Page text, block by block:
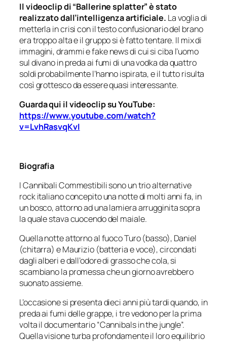
Il videoclip di “Ballerine splatter” è stato
realizzato dall’intelligenza artificiale. La voglia di
metterla in crisi con il testo confusionario del brano
era troppo alta e il gruppo si è fatto tentare. Il mix di
immagini, drammi e fake news di cui si ciba l’uomo
sul divano in preda ai fumi di una vodka da quattro
soldi probabilmente l’hanno ispirata, e il tutto risulta
così grottesco da essere quasi interessante.
Guarda qui il videoclip su YouTube:
https://www.youtube.com/watch?
v=LvhRasvqKvI
Biografia
I Cannibali Commestibili sono un trio alternative
rock italiano concepito una notte di molti anni fa, in
un bosco, attorno ad una lamiera arrugginita sopra
la quale stava cuocendo del maiale.
Quella notte attorno al fuoco Turo (basso), Daniel
(chitarra) e Maurizio (batteria e voce), circondati
dagli alberi e dall’odore di grasso che cola, si
scambiano la promessa che un giorno avrebbero
suonato assieme.
L’occasione si presenta dieci anni più tardi quando, in
preda ai fumi delle grappe, i tre vedono per la prima
volta il documentario “Cannibals in the jungle”.
Quella visione turba profondamente il loro equilibrio